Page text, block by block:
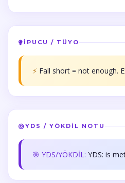
İPUCU / TÜYO
⚡ Fall short = not enough.
YDS / YÖKDİL NOTU
🎯 YDS/YÖKDİL: YDS: is